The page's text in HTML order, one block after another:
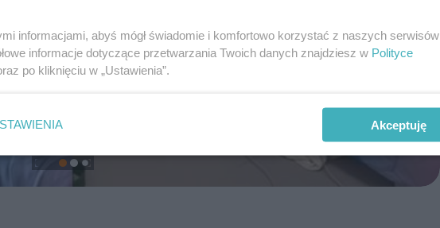
informacjami, abyś mógł świadomie i komfortowo korzystać z naszych serwisów
informacje dotyczące przetwarzania Twoich danych znajdziesz w Polityce
po kliknięciu w „Ustawienia”.
Akceptuję